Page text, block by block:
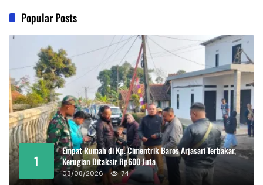
Popular Posts
1
Empat Rumah di Kp. Cimentrik Baros Arjasari Terbakar,
Kerugian Ditaksir Rp600 Juta
03/08/2026 74